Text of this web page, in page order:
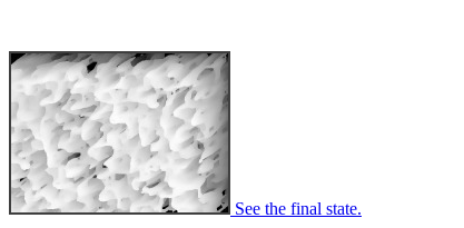
See the final state.